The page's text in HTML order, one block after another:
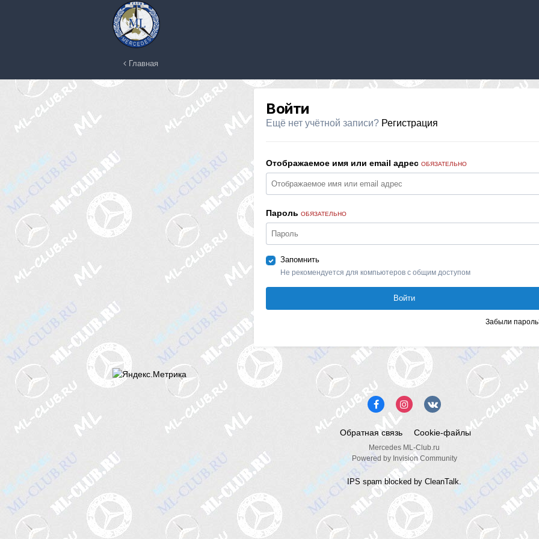
Главная
Войти
Ещё нет учётной записи? Регистрация
Отображаемое имя или email адрес ОБЯЗАТЕЛЬНО
Пароль ОБЯЗАТЕЛЬНО
Запомнить
Не рекомендуется для компьютеров с общим доступом
Войти
Забыли
Обратная связь Cookie-файлы
Mercedes ML-Club.ru
Powered by Invision Community
IPS spamblocked by CleanTalk.